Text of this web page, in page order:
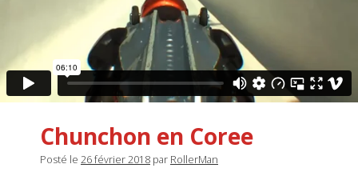
Chunchon en Coree
Posté le 26 février 2018 par RollerMan